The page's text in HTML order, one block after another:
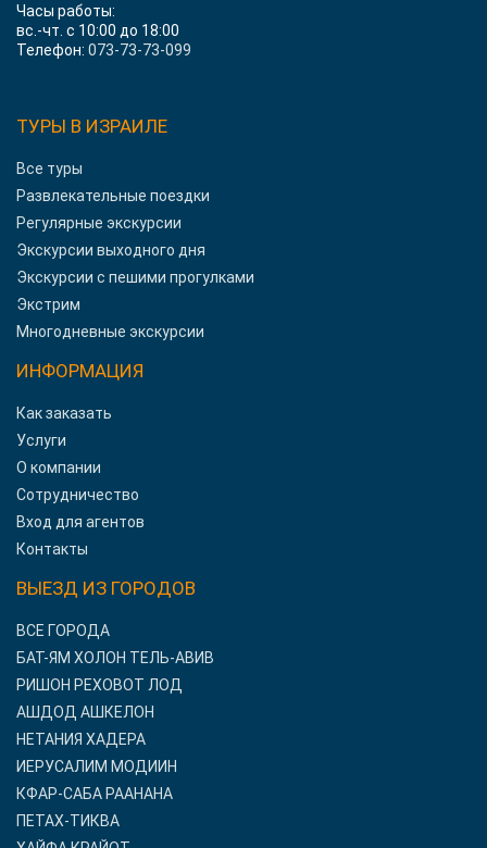
Часы работы:
вс.-чт. с 10:00 до 18:00
Телефон: 073-73-73-099
ТУРЫ В ИЗРАИЛЕ
Все туры
Развлекательные поездки
Регулярные экскурсии
Экскурсии выходного дня
Экскурсии с пешими прогулками
Экстрим
Многодневные экскурсии
ИНФОРМАЦИЯ
Как заказать
Услуги
О компании
Сотрудничество
Вход для агентов
Контакты
ВЫЕЗД ИЗ ГОРОДОВ
ВСЕ ГОРОДА
БАТ-ЯМ ХОЛОН ТЕЛЬ-АВИВ
РИШОН РЕХОВОТ ЛОД
АШДОД АШКЕЛОН
НЕТАНИЯ ХАДЕРА
ИЕРУСАЛИМ МОДИИН
КФАР-САБА РААНАНА
ПЕТАХ-ТИКВА